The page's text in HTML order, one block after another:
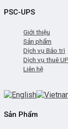
PSC-UPS
Giới thiệu
Sản phẩm
Dịch vụ Bảo trì
Dịch vụ thuê
Liên hệ
Sản Phẩm